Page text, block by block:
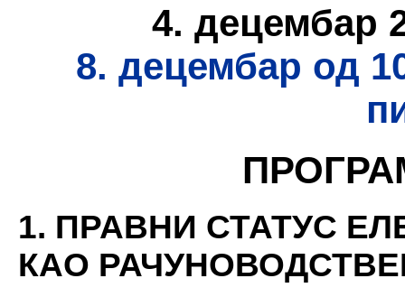
4. децембар
8. децембар од
1. ПРАВНИ СТАТУС
КАО